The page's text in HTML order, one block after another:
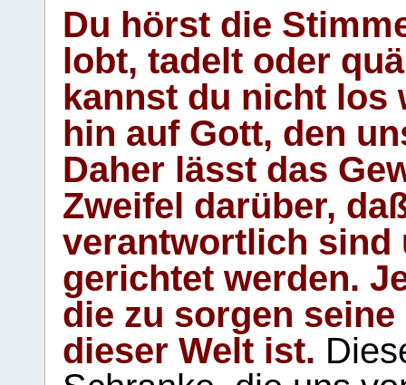
Du hörst die
lobt, tadelt oder
kannst du nicht los
hin auf Gott, den
Daher lässt das
Zweifel darüber,
verantwortlich sind
gerichtet werden.
die zu sorgen
dieser Welt ist.